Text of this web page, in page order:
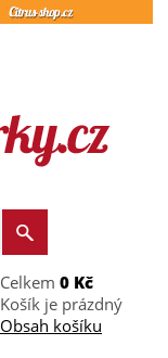
Celkem 0 Kč
Košík je prázdný
Obsah košíku